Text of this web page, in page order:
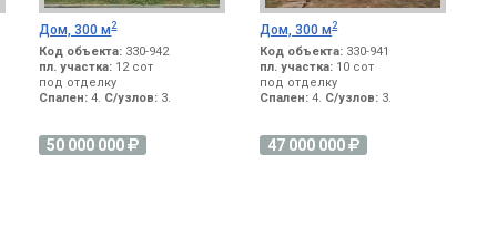
Дом, 300 м2
Код объекта: 330-942
пл. участка: 12 сот
под отделку
Спален: 4. С/узлов: 3.
50 000 000
Дом, 300 м2
Код объекта: 330-941
пл. участка: 10 сот
под отделку
Спален: 4. С/узлов: 3.
47 000 000